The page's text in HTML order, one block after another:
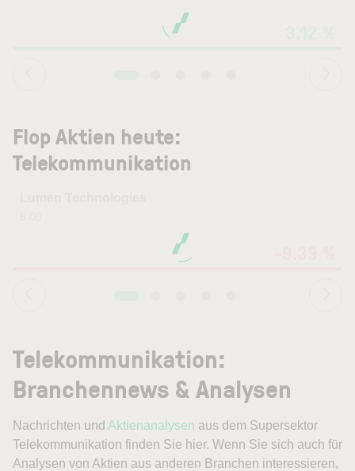
Flop Aktien heute:
Telekommunikation
Telekommunikation:
Branchennews & Analysen
Nachrichten und Aktienanalysen aus dem Supersektor
Telekommunikation finden Sie hier. Wenn Sie sich auch für
Analysen von Aktien aus anderen Branchen interessieren,